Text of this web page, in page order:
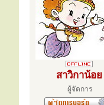
สาวิกาน้อย
ผู้จัดการ